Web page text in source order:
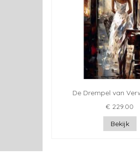
De Drempel van
€ 229.00
Bekijk